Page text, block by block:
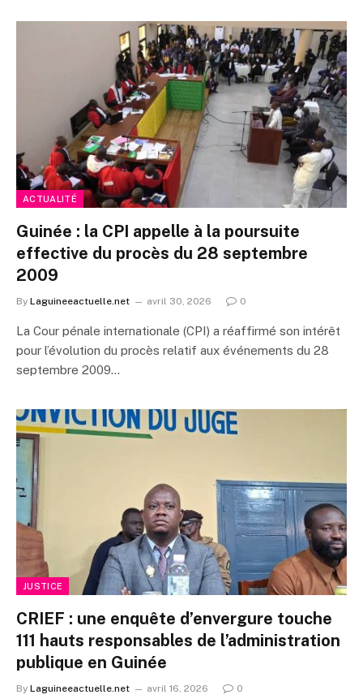
ACTUALITÉ
Guinée : la CPI appelle à la poursuite
effective du procès du 28 septembre
2009
By Laguineeactuelle.net avril 30, 2026 0
La Cour pénale internationale (CPI) a réaffirmé son intérêt
pour l’évolution du procès relatif aux événements du 28
septembre 2009…
JUSTICE
CRIEF : une enquête d’envergure touche
111 hauts responsables de l’administration
publique en Guinée
By Laguineeactuelle.net avril 16, 2026 0